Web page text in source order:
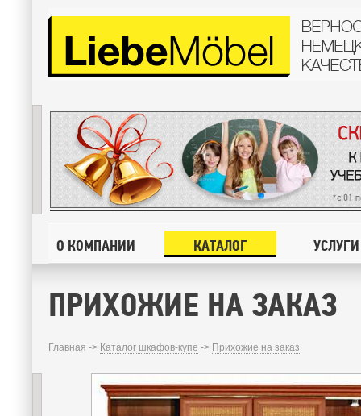
О КОМПАНИИ КАТАЛОГ УСЛУГИ
ПРИХОЖИЕ НА ЗАКАЗ
Главная -> Каталог шкафов-купе -> Прихожие на заказ